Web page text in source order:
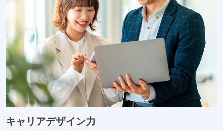
キャリアデザイン力